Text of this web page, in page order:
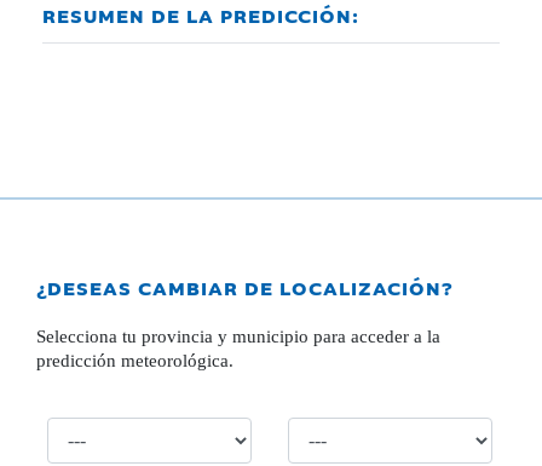
RESUMEN DE LA PREDICCIÓN:
¿DESEAS CAMBIAR DE LOCALIZACIÓN?
Selecciona tu provincia y municipio para acceder a la
predicción meteorológica.